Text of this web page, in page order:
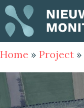
Home » Project »